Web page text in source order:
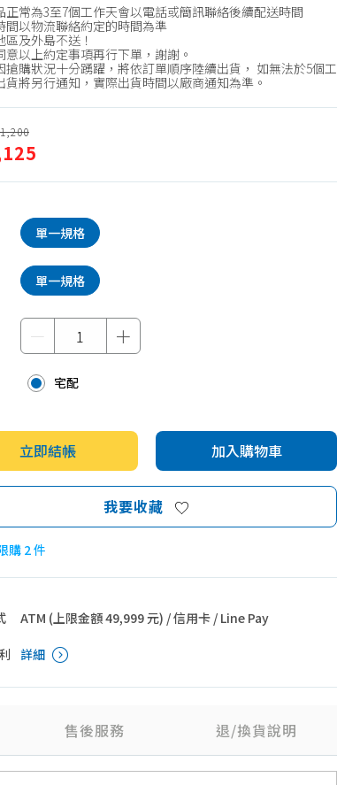
自行車、電動車系列
機車部品百貨
常為3至7個工作天會以電話或簡訊聯絡後續配送時間
以物流聯絡約定的時間為準
及外島不送！
以上約定事項再行下單，謝謝。
搶購狀況十分踴躍，將依訂單順序陸續出貨， 如無法於5個工
貨將另行通知，實際出貨時間以廠商通知為準。
單一規格
單一規格
－ ＋
宅配
立即結帳 加入購物車
我要收藏
購 2 件
ATM (上限金額 49,999 元) / 信用卡 / Line Pay
詳細
售後服務 退/換貨說明